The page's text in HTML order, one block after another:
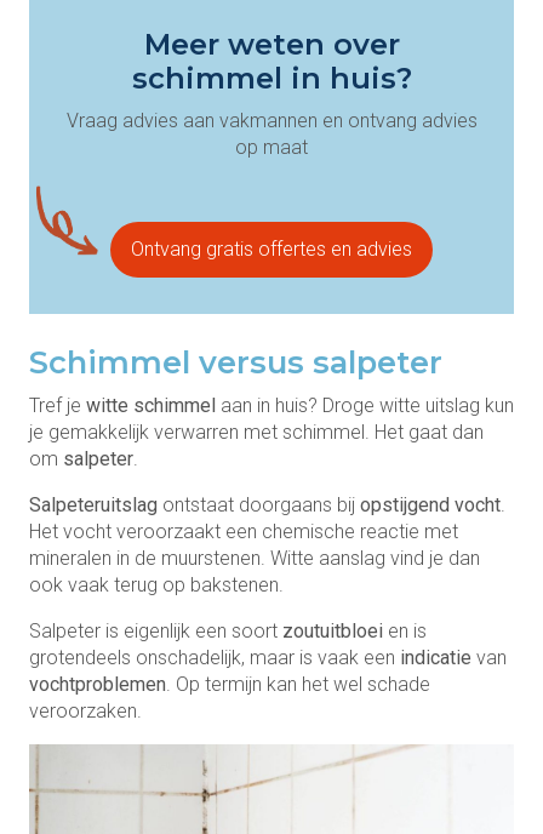
Meer weten over
schimmel in huis?
Vraag advies aan vakmannen en ontvang advies
op maat
Ontvang gratis offertes en advies
Schimmel versus salpeter
Tref je witte schimmel aan in huis? Droge witte uitslag kun
je gemakkelijk verwarren met schimmel. Het gaat dan
om salpeter
Salpeteruitslag ontstaat doorgaans bij opstijgend vocht
Het vocht veroorzaakt een chemische reactie met
mineralen in de muurstenen. Witte aanslag vind je dan
ook vaak terug op bakstenen.
Salpeter is eigenlijk een soort zoutuitbloei en is
grotendeels onschadelijk, maar is vaak een indicatie van
vochtproblemen . Op termijn kan het wel schade
veroorzaken.